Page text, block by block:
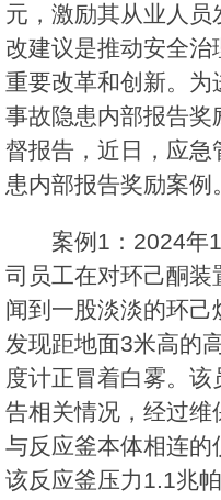
元，激励其从业人
改建议是推动安全
重要改革和创新。为
事故隐患内部报告奖
督报告，近日，应
患内部报告奖励案例
案例1：2024年
司员工在对环己酮装
闻到一股淡淡的环己
发现距地面3米高的
度计正冒着白雾。
告相关情况，经过维
与反应釜本体相连的
该反应釜压力1.1兆